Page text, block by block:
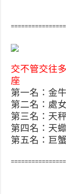
交不管交往
座
第一名：金
第二名：處
第三名：天
第四名：天
第五名：巨